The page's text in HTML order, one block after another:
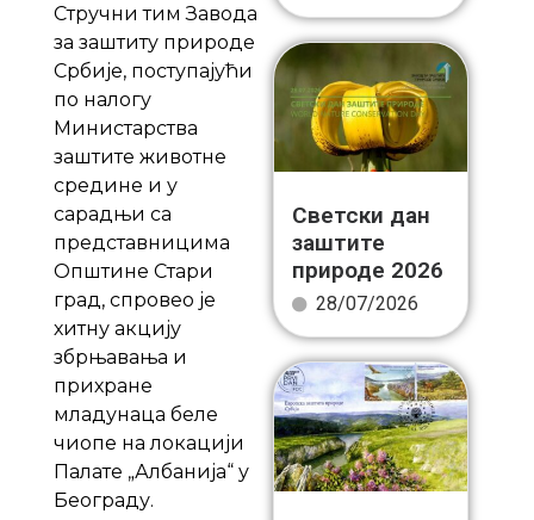
Стручни тим Завода
за заштиту природе
Србије, поступајући
по налогу
Министарства
заштите животне
средине и у
сарадњи са
представницима
Општине Стари
град, спровео је
хитну акцију
збрњавања и
прихране
младунаца беле
чиопе на локацији
Палате „Албанија“ у
Београду.
Светски дан
заштите
природе 2026
28/07/2026